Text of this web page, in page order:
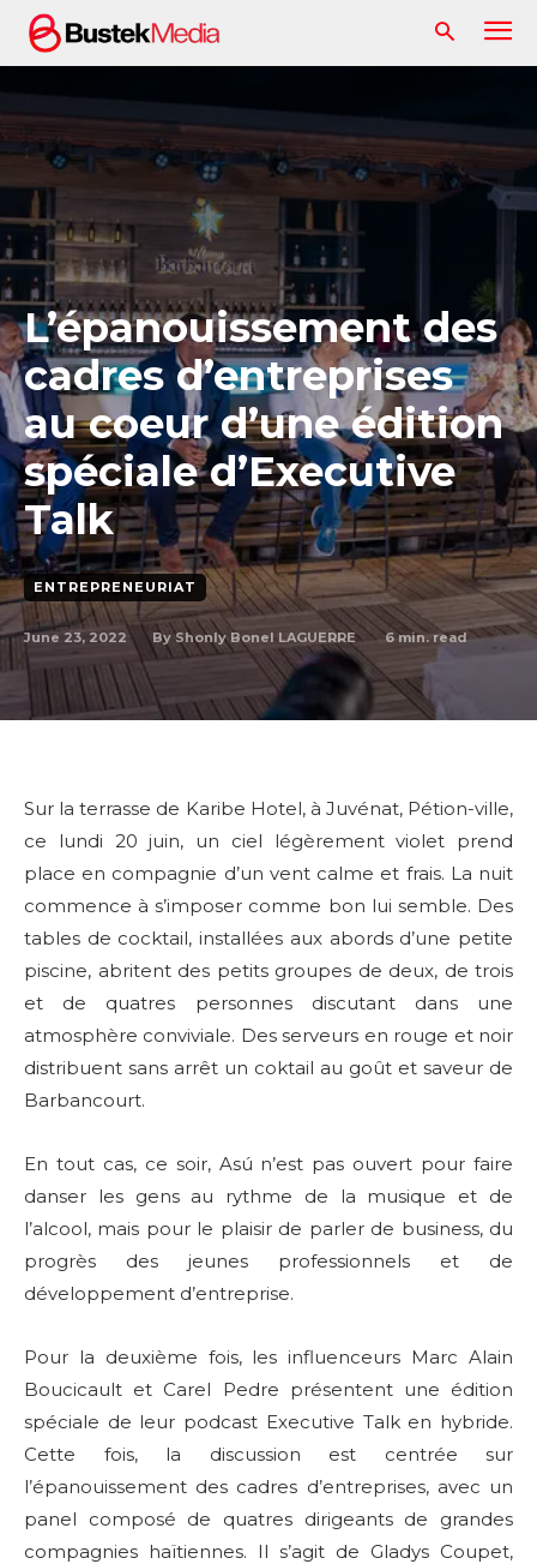
L’épanouissement des
cadres d’entreprises
au coeur d’une édition
spéciale d’Executive
Talk
ENTREPRENEURIAT
June 23, 2022 By Shonly Bonel LAGUERRE 6min. read
Sur la terrasse de Karibe Hotel, à Juvénat, Pétion-ville,
ce lundi 20 juin, un ciel légèrement violet prend
place en compagnie d’un vent calme et frais. La nuit
commence à s’imposer comme bon lui semble. Des
tables de cocktail, installées aux abords d’une petite
piscine, abritent des petits groupes de deux, de trois
et de quatres personnes discutant dans une
atmosphère conviviale. Des serveurs en rouge et noir
distribuent sans arrêt un coktail au goût et saveur de
Barbancourt.
En tout cas, ce soir, Asú n’est pas ouvert pour faire
danser les gens au rythme de la musique et de
l’alcool, mais pour le plaisir de parler de business, du
progrès des jeunes professionnels et de
développement d’entreprise.
Pour la deuxième fois, les influenceurs Marc Alain
Boucicault et Carel Pedre présentent une édition
spéciale de leur podcast Executive Talk en hybride.
Cette fois, la discussion est centrée sur
l’épanouissement des cadres d’entreprises, avec un
panel composé de quatres dirigeants de grandes
compagnies haïtiennes. Il s’agit de Gladys Coupet,